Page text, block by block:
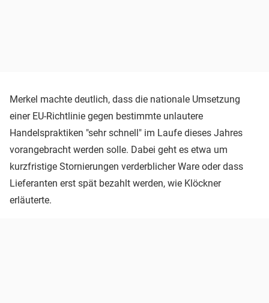
Merkel machte deutlich, dass die nationale Umsetzung
einer EU-Richtlinie gegen bestimmte unlautere
Handelspraktiken "sehr schnell" im Laufe dieses Jahres
vorangebracht werden solle. Dabei geht es etwa um
kurzfristige Stornierungen verderblicher Ware oder dass
Lieferanten erst spät bezahlt werden, wie Klöckner
erläuterte.